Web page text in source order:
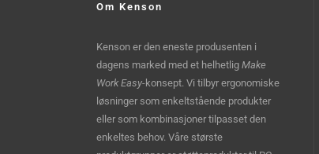
Om Kenson
Kenson er den eneste produsenten i
dagens marked med et helhetlig Make
Work Easy-konsept. Vi tilbyr ergonomiske
løsninger som enkeltstående produkter
eller som kombinasjoner tilpasset den
enkeltes behov. Våre største